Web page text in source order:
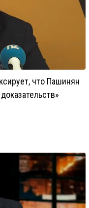
что Пашинян